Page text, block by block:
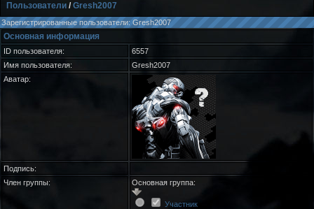
Пользователи /Gresh2007
Зарегистрированные пользователи: Gresh2007
Основная информация
ID пользователя:
6557
Имя пользователя:
Gresh2007
Аватар:
Подпись:
Член группы:
Основная группа:
Участник